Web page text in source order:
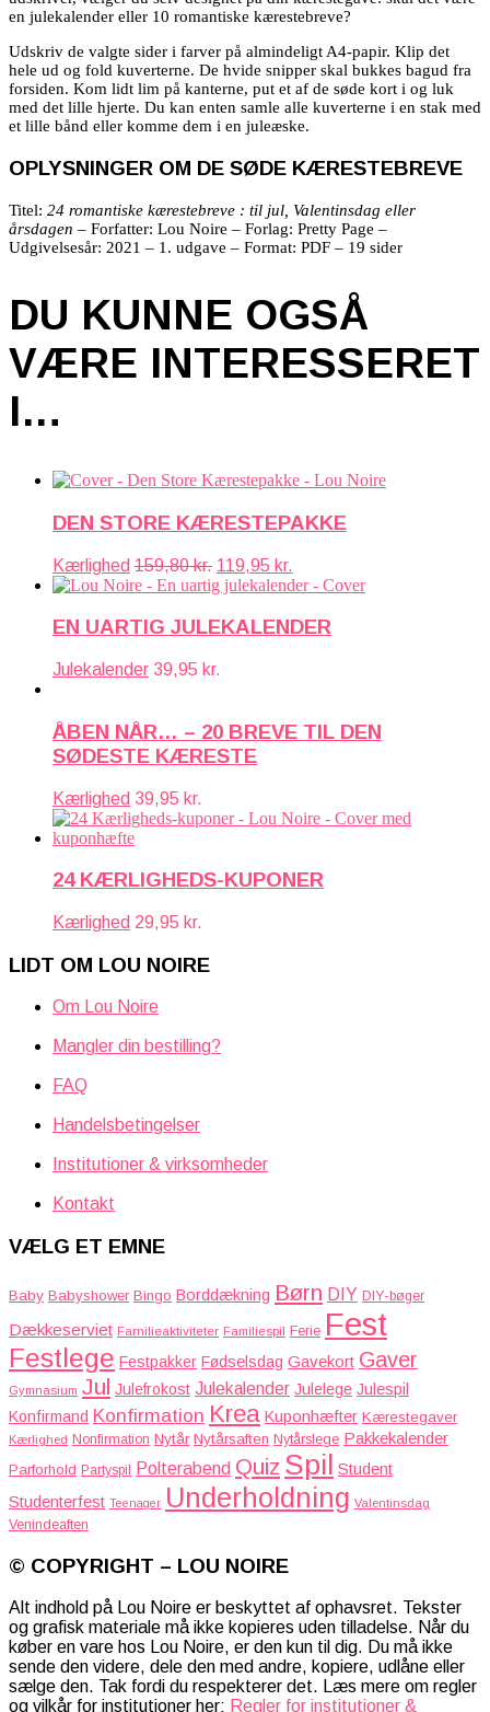
en julekalender eller 10 romantiske kærestebreve?
Udskriv de valgte sider i farver på almindeligt A4-papir. Klip det
hele ud og fold kuverterne. De hvide snipper skal bukkes bagud fra
forsiden. Kom lidt lim på kanterne, put et af de søde kort i og luk
med det lille hjerte. Du kan enten samle alle kuverterne i en stak med
et lille bånd eller komme dem i en juleæske.
OPLYSNINGER OM DE SØDE KÆRESTEBREVE
Titel: 24 romantiske kærestebreve : til jul, Valentinsdag eller
årsdagen – Forfatter: Lou Noire – Forlag: Pretty Page –
Udgivelsesår: 2021 – 1. udgave – Format: PDF – 19 sider
DU KUNNE OGSÅ
VÆRE INTERESSERET
I…
DEN STORE KÆRESTEPAKKE
Kærlighed 159,80kr. Den
oprindelige
var:
119,95 kr.
aktuelle
er:
EN UARTIG JULEKALENDER
Julekalender 39,95 kr.
ÅBEN NÅR… – 20 BREVE TIL DEN
SØDESTE KÆRESTE
Kærlighed 39,95 kr.
24 KÆRLIGHEDS-KUPONER
Kærlighed 29,95 kr.
LIDT OM LOU NOIRE
Om Lou Noire
Mangler din bestilling?
FAQ
Handelsbetingelser
Institutioner & virksomheder
Kontakt
VÆLG ET EMNE
Baby Babyshower Bingo Borddækning Børn DIY DIY-bøger
Dækkeserviet Familieaktiviteter Familiespil Ferie Fest
Festlege Festpakker Fødselsdag Gavekort Gaver
Gymnasium Jul Julefrokost Julekalender Julelege Julespil
Konfirmand Konfirmation Krea Kuponhæfter Kærestegaver
Kærlighed Nonfirmation Nytår Nytårsaften Nytårslege Pakkekalender
Parforhold Partyspil Polterabend Quiz Spil Student
Studenterfest Teenager Underholdning Valentinsdag
Venindeaften
© COPYRIGHT – LOU NOIRE
Alt indhold på Lou Noire er beskyttet af ophavsret. Tekster
og grafisk materiale må ikke kopieres uden tilladelse. Når du
køber en vare hos Lou Noire, er den kun til dig. Du må ikke
sende den videre, dele den med andre, kopiere, udlåne eller
sælge den. Tak fordi du respekterer det. Læs mere om regler
og vilkår for institutioner her: Regler for institutioner &